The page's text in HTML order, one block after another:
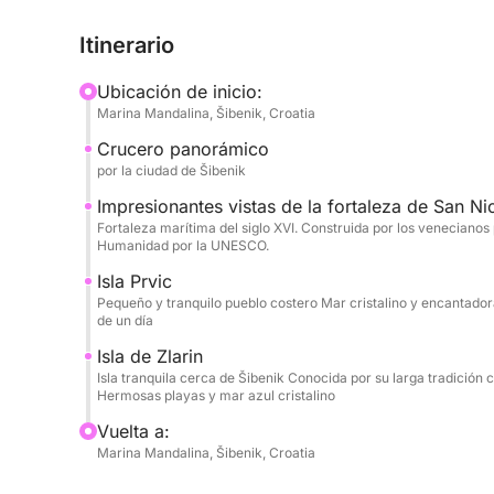
partida y la hora son flexibles: este es tu día.
Al salir del puerto, navegarás junto al histórico
Fortaleza de San Nicolás. Desde allí, las islas te
un tranquilo paseo, tomar un café junto al mar o
isleño. Más tarde, el ancla se posa en una bahía
y acogedora, perfecta para nadar, bucear o
A bordo, encontrará todo lo necesario para su
pequeña cocina, un baño y equipo de buceo.
Un día relajado en el mar, diseñado
Itinerario
Ubicación de inicio:
Marina Mandalina, Šibenik, Croatia
Crucero panorámico
por la ciudad de Šibenik
Impresionantes vistas de la fortaleza de San
Fortaleza marítima del siglo XVI. Construida por los
Humanidad por la UNESCO.
Isla Prvic
Pequeño y tranquilo pueblo costero Mar cristalino y
de un día
Isla de Zlarin
Isla tranquila cerca de Šibenik Conocida por su larga
Hermosas playas y mar azul cristalino
Vuelta a:
Marina Mandalina, Šibenik, Croatia